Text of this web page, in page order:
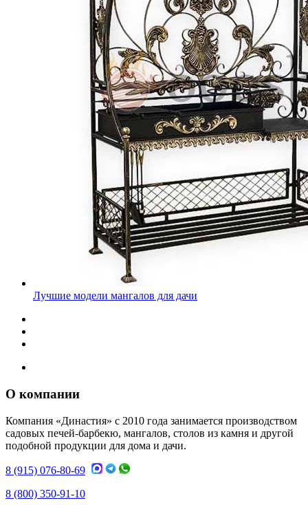
Лучшие модели мангалов для дачи
О компании
Компания «Династия» с 2010 года занимается производством
садовых печей-барбекю, мангалов, столов из камня и другой
подобной продукции для дома и дачи.
8 (915) 076-80-69
8 (800) 350-91-10